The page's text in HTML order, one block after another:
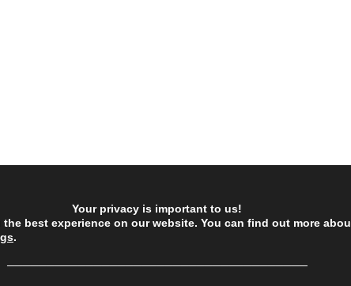
Your privacy is important to us!
best experience on our website. You can find out more
.
──────────────────────────────────────